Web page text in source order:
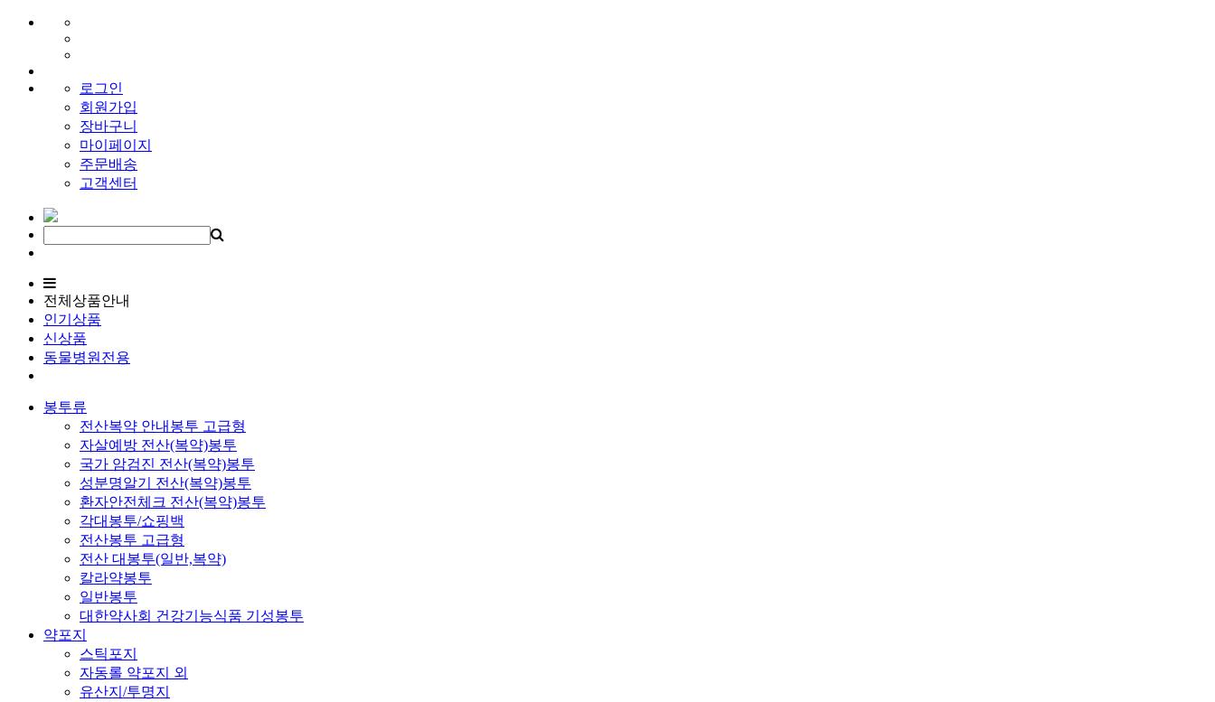
로그인
회원가입
장바구니
마이페이지
주문배송
고객센터
전체상품안내
인기상품
신상품
동물병원전용
봉투류
전산복약 안내봉투 고급형
자살예방 전산(복약)봉투
국가 암검진 전산(복약)봉투
성분명알기 전산(복약)봉투
환자안전체크 전산(복약)봉투
각대봉투/쇼핑백
전산봉투 고급형
전산 대봉투(일반,복약)
칼라약봉투
일반봉투
대한약사회 건강기능식품 기성봉투
약포지
스틱포지
자동롤 약포지 외
유산지/투명지